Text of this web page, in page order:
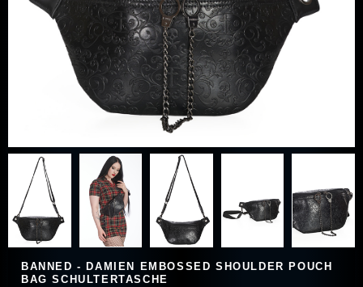
BANNED - DAMIEN EMBOSSED SHOULDER POUCH
BAG SCHULTERTASCHE